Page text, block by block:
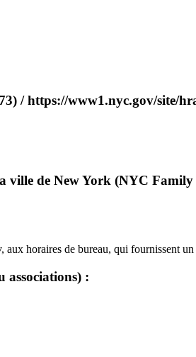
/ https://www1.nyc.gov/site/
ville de New York (NYC
horaires de bureau, qui fournissent
associations) :